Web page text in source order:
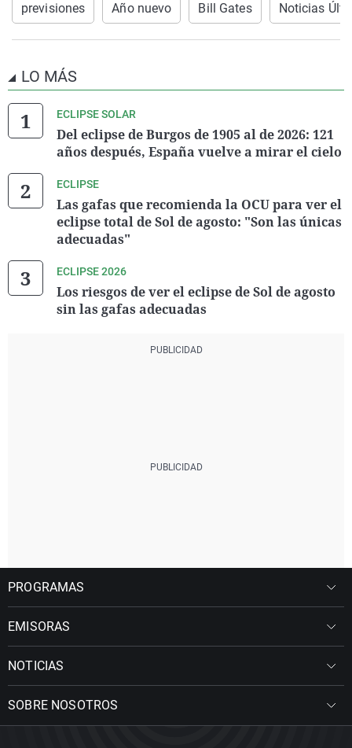
previsiones Año nuevo Bill Gates Noticias
LO MÁS
ECLIPSE SOLAR
Del eclipse de Burgos de 1905 al de 2026: 121
años después, España vuelve a mirar el cielo
ECLIPSE
Las gafas que recomienda la OCU para ver el
eclipse total de Sol de agosto: "Son las únicas
adecuadas"
ECLIPSE 2026
Los riesgos de ver el eclipse de Sol de agosto
sin las gafas adecuadas
PROGRAMAS
EMISORAS
NOTICIAS
SOBRE NOSOTROS